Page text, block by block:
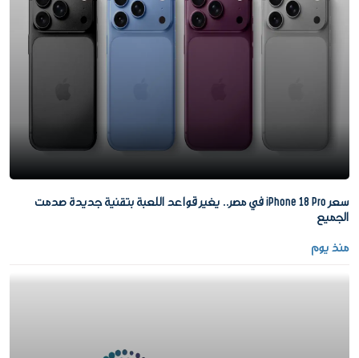
سعر iPhone 18 Pro في مصر.. يغير قواعد اللعبة بتقنية جديدة صدمت
الجميع
منذ يوم